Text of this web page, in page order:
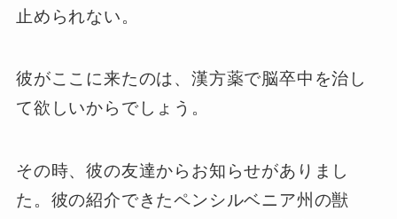
止められない。
彼がここに来たのは、漢方薬で脳卒中を治し
て欲しいからでしょう。
その時、彼の友達からお知らせがありまし
た。彼の紹介できたペンシルベニア州の獣